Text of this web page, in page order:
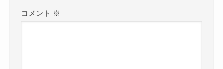
コメント ※